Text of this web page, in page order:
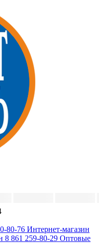
80-76 Интернет-магазин
8 861 259-80-29 Оптовые